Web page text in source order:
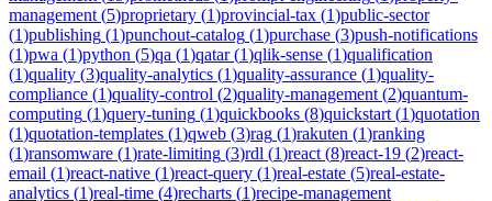
management (5)proprietary (1)provincial-tax (1)public-sector
(1)publishing (1)punchout-catalog (1)purchase (3)push-notifications
(1)pwa (1)python (5)qa (1)qatar(1)qlik-sense (1)qualification
(1)quality (3)quality-analytics (1)quality-assurance (1)quality-
compliance (1)quality-control (2)quality-management (2)quantum-
computing (1)query-tuning (1)quickbooks (8)quickstart (1)quotation
(1)quotation-templates (1)qweb (3)rag (1)rakuten (1)ranking
(1)ransomware (1)rate-limiting (3)rdl (1)react (8)react-19 (2)react-
email (1)react-native (1)react-query (1)real-estate (5)real-estate-
analytics (1)real-time (4)recharts (1)recipe-management